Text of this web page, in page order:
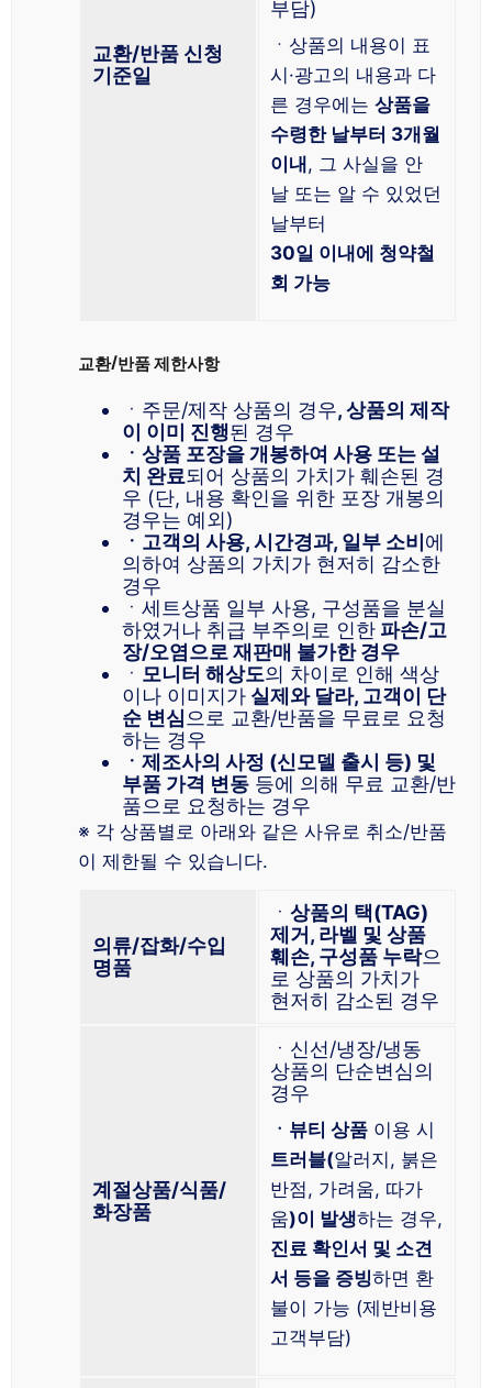
교환/반품 신청
기준일
부담)
ㆍ상품의 내용이 표
시·광고의 내용과 다
른 경우에는 상품을
수령한 날부터 3개월
이내 , 그 사실을 안
날 또는 알 수 있었던
날부터
30일 이내에 청약철
회 가능
교환/반품 제한사항
ㆍ주문/제작 상품의 경우, 상품의 제작
이 이미 진행된 경우
ㆍ상품 포장을 개봉하여 사용 또는 설
치 완료되어 상품의 가치가 훼손된 경
우 (단, 내용 확인을 위한 포장 개봉의
경우는 예외)
ㆍ고객의 사용, 시간경과, 일부 소비 에
의하여 상품의 가치가 현저히 감소한
경우
ㆍ세트상품 일부 사용, 구성품을 분실
하였거나 취급 부주의로 인한 파손/고
장/오염으로 재판매 불가한 경우
ㆍ 모니터 해상도의 차이로 인해 색상
이나 이미지가 실제와 달라, 고객이 단
순 변심으로 교환/반품을 무료로 요청
하는 경우
ㆍ제조사의 사정 (신모델 출시 등) 및
부품 가격 변동 등에 의해 무료 교환/반
품으로 요청하는 경우
※ 각 상품별로 아래와 같은 사유로 취소/반품
이 제한될 수 있습니다.
의류/잡화/수입
명품
ㆍ 상품의 택(TAG)
제거, 라벨 및 상품
훼손, 구성품 누락으
로 상품의 가치가
현저히 감소된 경우
계절상품/식품/
화장품
ㆍ신선/냉장/냉동
상품의 단순변심의
경우
ㆍ뷰티 상품 이용 시
트러블(알러지, 붉은
반점, 가려움, 따가
움)이 발생하는 경우,
진료 확인서 및 소견
서 등을 증빙하면 환
불이 가능 (제반비용
고객부담)